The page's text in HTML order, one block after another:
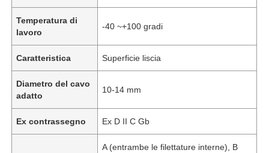
Temperatura di
lavoro
-40 ~+100 gradi
Caratteristica Superficie liscia
Diametro del cavo
adatto
10-14 mm
Ex contrassegno Ex D II C Gb
A (entrambe le filettature interne), B